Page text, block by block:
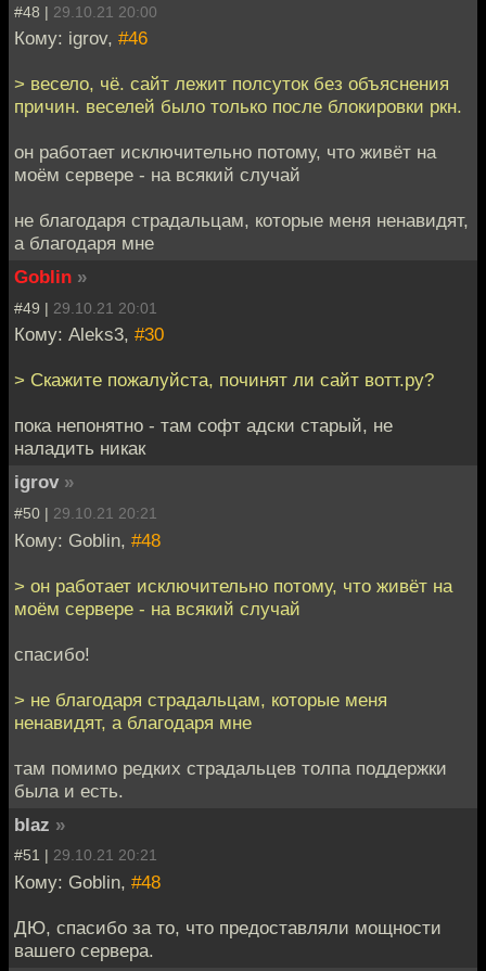
#48 | 29.10.21 20:00
Кому: igrov, #46
> весело, чё. сайт лежит полсуток без объяснения
причин. веселей было только после блокировки ркн.
он работает исключительно потому, что живёт на
моём сервере - на всякий случай
не благодаря страдальцам, которые меня ненавидят,
а благодаря мне
Goblin »
#49 | 29.10.21 20:01
Кому: Aleks3, #30
> Скажите пожалуйста, починят ли сайт вотт.ру?
пока непонятно - там софт адски старый, не
наладить никак
igrov »
#50 | 29.10.21 20:21
Кому: Goblin, #48
> он работает исключительно потому, что живёт на
моём сервере - на всякий случай
спасибо!
> не благодаря страдальцам, которые меня
ненавидят, а благодаря мне
там помимо редких страдальцев толпа поддержки
была и есть.
blaz »
#51 | 29.10.21 20:21
Кому: Goblin, #48
ДЮ, спасибо за то, что предоставляли мощности
вашего сервера.